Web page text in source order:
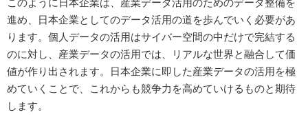
このように日本企業は、産業データ活用のためのデータ整備を
進め、日本企業としてのデータ活用の道を歩んでいく必要があ
ります。個人データの活用はサイバー空間の中だけで完結する
のに対し、産業データの活用では、リアルな世界と融合して価
値が作り出されます。日本企業に即した産業データの活用を極
めていくことで、これからも競争力を高めていけるものと期待
します。